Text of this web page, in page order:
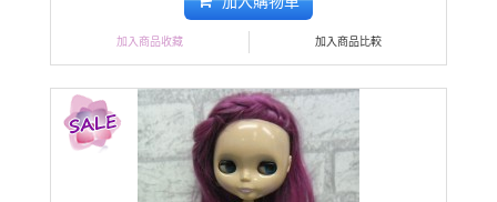
加入商品收藏 加入商品比較